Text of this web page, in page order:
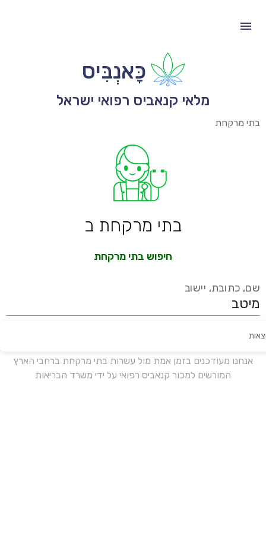
כָּאנְבִּיס
מלאי קנאביס רפואי ישראל
בתי מרקחת
בתי מרקחת ב
חיפוש בתי מרקחת
שם, כתובת, יישוב
אנחנו מעודכנים בזמן אמת מול עשרות בתי מרקחת ברחבי הארץ
המורשים למכור קנאביס רפואי על ידי משרד הבריאות